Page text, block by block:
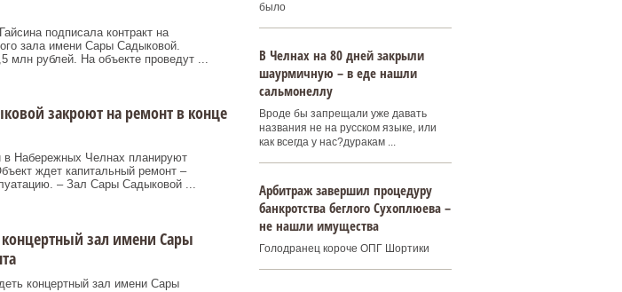
подписала контракт на
зала имени Сары Садыковой.
млн рублей. На объекте проведут ...
закроют на ремонт в конце
Набережных Челнах планируют
ждет капитальный ремонт –
– Зал Сары Садыковой ...
зал имени Сары
концертный зал имени Сары
было
В Челнах на 80 дней закрыли
шаурмичную – в еде нашли
сальмонеллу
Вроде бы запрещали уже давать
названия не на русском языке, или
как всегда у нас?дуракам ...
Арбитраж завершил процедуру
банкротства беглого Сухоплюева –
не нашли имущества
Голодранец короче ОПГ Шортики